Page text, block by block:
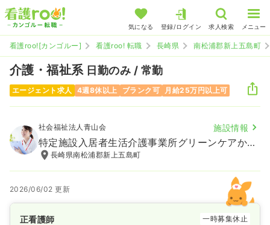
気になる 登録/ログイン 求人検索 メニュー
看護roo![カンゴルー] 看護roo! 転職 長崎県 南松浦郡新上五島町
介護・福祉系 日勤のみ / 常勤
エージェント求人 4週8休以上 ブランク可 月給25万円以上可
社会福祉法人青山会 施設情報
特定施設入居者生活介護事業所グリーンケアかみごとう
長崎県南松浦郡新上五島町
2026/06/02 更新
正看護師 一時募集休止